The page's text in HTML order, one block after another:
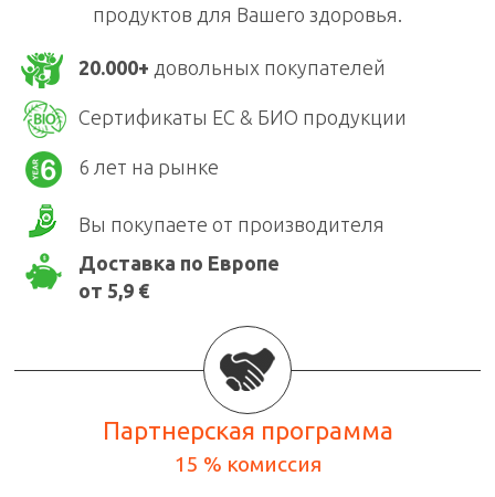
продуктов для Вашего здоровья.
20.000+ довольных покупателей
Сертификаты ЕС & БИО продукции
6 лет на рынке
Вы покупаете от производителя
Доставка по Европе
от 5,9 €
Партнерская программа
15 % комиссия